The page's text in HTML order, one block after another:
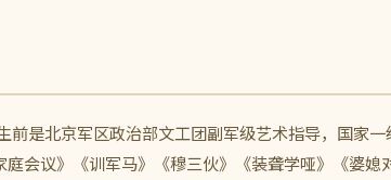
前是北京军区政治部文工团副军级艺术指导，国家
会议》《训军马》《穆三伙》《装聋学哑》《婆媳